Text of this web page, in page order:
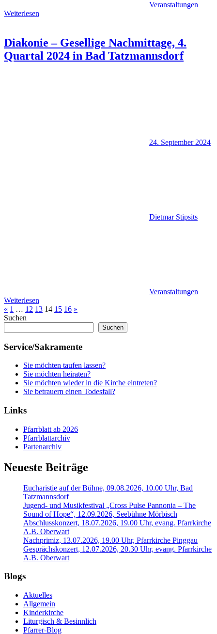
Veranstaltungen
Weiterlesen
Diakonie – Gesellige Nachmittage, 4.
Quartal 2024 in Bad Tatzmannsdorf
24. September 2024
Dietmar Stipsits
Veranstaltungen
Weiterlesen
Seitennummerierung
der
Beiträge
« Vorherige
Beiträge
1 … 12 13 14 15 16 Nächste
»
Suchen
Suchen
Service/Sakramente
Sie möchten taufen lassen?
Sie möchten heiraten?
Sie möchten wieder in die Kirche eintreten?
Sie betrauern einen Todesfall?
Links
Pfarrblatt ab 2026
Pfarrblattarchiv
Partenarchiv
Neueste Beiträge
Eucharistie auf der Bühne, 09.08.2026, 10.00 Uhr, Bad
Tatzmannsdorf
Jugend- und Musikfestival „Cross Pulse Pannonia – The
Sound of Hope“, 12.09.2026, Seebühne Mörbisch
Abschlusskonzert, 18.07.2026, 19.00 Uhr, evang. Pfarrkirche
A.B. Oberwart
Nachprimiz, 13.07.2026, 19.00 Uhr, Pfarrkirche Pinggau
Gesprächskonzert, 12.07.2026, 20.30 Uhr, evang. Pfarrkirche
A.B. Oberwart
Blogs
Aktuelles
Allgemein
Kinderkirche
Liturgisch & Besinnlich
Pfarrer-Blog